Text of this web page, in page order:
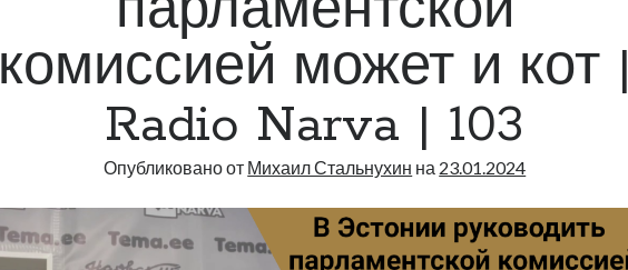
комиссией может и кот |
Radio Narva | 103
Опубликовано от Михаил Стальнухин на 23.01.2024